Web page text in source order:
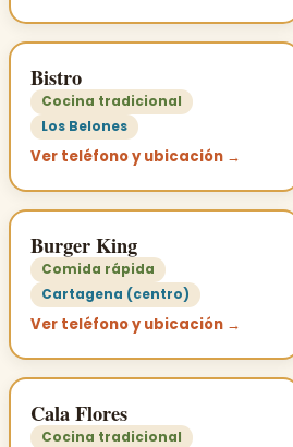
Bistro
Cocina tradicional
Los Belones
Ver teléfono y ubicación →
Burger King
Comida rápida
Cartagena (centro)
Ver teléfono y ubicación →
Cala Flores
Cocina tradicional